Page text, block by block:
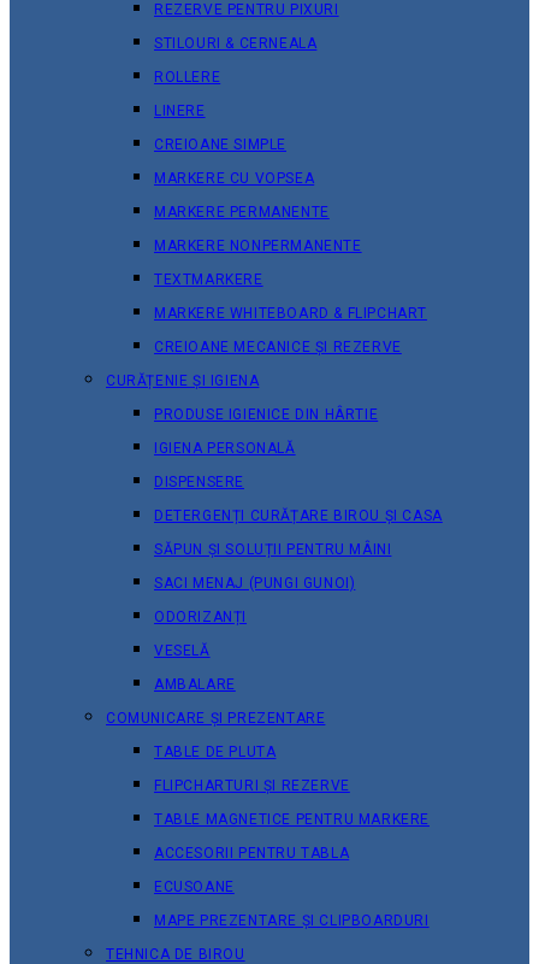
REZERVE PENTRU PIXURI
STILOURI & СERNEALA
ROLLERE
LINERE
CREIOANE SIMPLE
MARKERE CU VOPSEA
MARKERE PERMANENTE
MARKERE NONPERMANENTE
TEXTMARKERE
MARKERE WHITEBOARD & FLIPCHART
CREIOANE MECANICE ȘI REZERVE
CURĂȚENIE ȘI IGIENA
PRODUSE IGIENICE DIN HÂRTIE
IGIENA PERSONALĂ
DISPENSERE
DETERGENȚI CURĂȚARE BIROU ȘI CASA
SĂPUN ȘI SOLUȚII PENTRU MÂINI
SACI MENAJ (PUNGI GUNOI)
ODORIZANȚI
VESELĂ
AMBALARE
COMUNICARE ȘI PREZENTARE
TABLE DE PLUTA
FLIPCHARTURI ȘI REZERVE
TABLE MAGNETICE PENTRU MARKERE
ACCESORII PENTRU TABLA
ECUSOANE
MAPE PREZENTARE ȘI CLIPBOARDURI
TEHNICA DE BIROU